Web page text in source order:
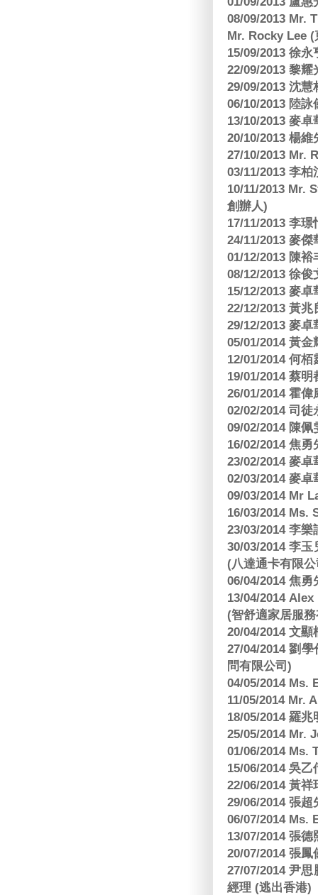
08/09/2013 Mr.
Mr. Rocky Lee
15/09/2013 徐
22/09/2013 黎
29/09/2013 沈
06/10/2013 陸
13/10/2013 麥
20/10/2013 楊
27/10/2013 Mr.
03/11/2013 李
10/11/2013 Mr.
創辦人)
17/11/2013 李
24/11/2013 麥
01/12/2013 陳
08/12/2013 徐
15/12/2013 麥
22/12/2013 黃
29/12/2013 麥
05/01/2014 黃
12/01/2014 何
19/01/2014 蔡
26/01/2014 霍
02/02/2014 司
09/02/2014 陳
16/02/2014 焦
23/02/2014 麥
02/03/2014 麥
09/03/2014 Mr
16/03/2014 Ms.
23/03/2014 李
30/03/2014 李
(八達通卡有限
06/04/2014 焦
13/04/2014
(智舒適家居服
20/04/2014 文
27/04/2014 劉
問有限公司)
04/05/2014 Ms.
11/05/2014 Mr.
18/05/2014 羅
25/05/2014 Mr.
01/06/2014 Ms.
15/06/2014 吳
22/06/2014 黃
29/06/2014 張
06/07/2014 Ms.
13/07/2014 張
20/07/2014 張
27/07/2014 尹
經理 (逃出香港)